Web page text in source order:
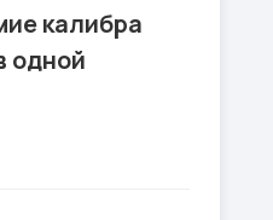
калибра
одной